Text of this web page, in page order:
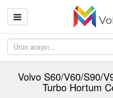
Volvo S60/V60/S90/
Turbo Hortum